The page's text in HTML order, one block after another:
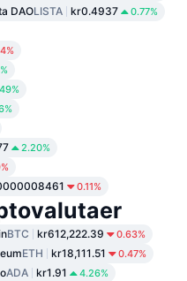
DAOLISTA kr0.4937 0.77%
2.20%
0.11%
BTC kr612,222.39 0.63%
ETH kr18,111.51 0.47%
ADA kr1.91 4.26%